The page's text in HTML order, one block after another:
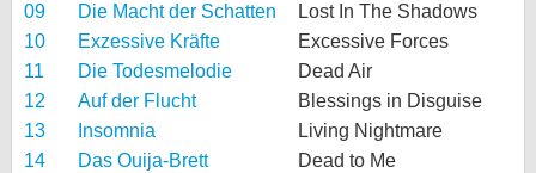
09
Die Macht der Schatten
Lost In The Shadows
10
Exzessive Kräfte
Excessive Forces
11
Die Todesmelodie
Dead Air
12
Auf der Flucht
Blessings in Disguise
13
Insomnia
Living Nightmare
14
Das Ouija-Brett
Dead to Me